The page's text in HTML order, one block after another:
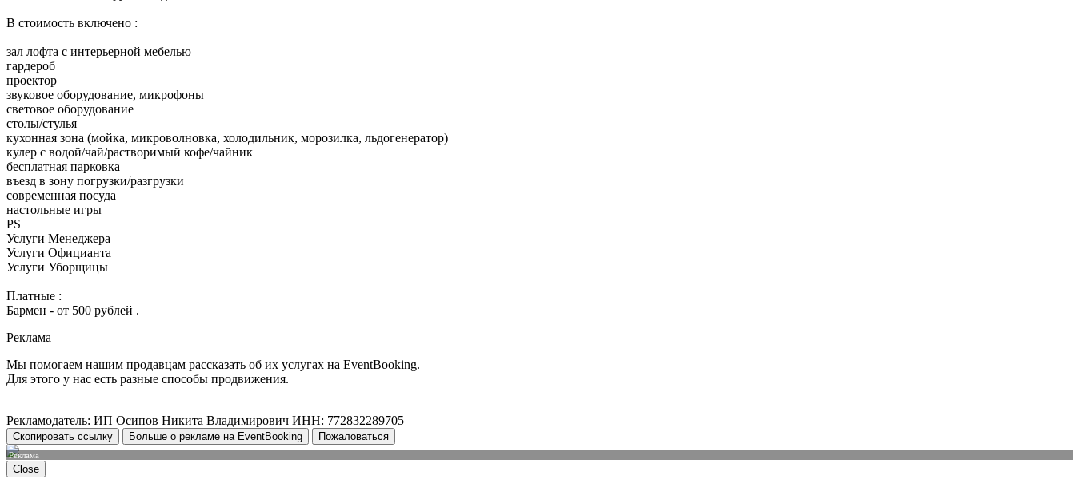
В стоимость включенo :
зал лофта с интерьерной мебелью
гардероб
проектор
звуковое оборудование, микрофоны
световое оборудование
столы/стулья
кухонная зона (мойка, микроволновка, холодильник, морозилка, льдогенератор)
кулер с водой/чай/растворимый кофе/чайник
бесплатная парковка
въезд в зону погрузки/разгрузки
современная посуда
настольные игры
PS
Услуги Менеджера
Услуги Официанта
Услуги Уборщицы
Платные :
Бармен - от 500 рублей .
Реклама
Мы помогаем нашим продавцам рассказать об их услугах на EventBooking.
Для этого у нас есть разные способы продвижения.
Рекламодатель: ИП Осипов Никита Владимирович ИНН: 772832289705
Скопировать ссылку Больше о рекламе на EventBooking Пожаловаться
Реклама
Close